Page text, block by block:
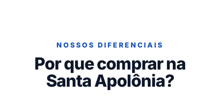
NOSSOS DIFERENCIAIS
Por que comprar na
Santa Apolônia?